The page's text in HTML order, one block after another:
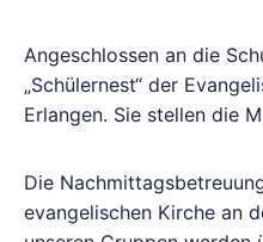
Angeschlossen an die
„Schülernest“ der
Erlangen. Sie stellen die
Die
evangelischen Kirche an